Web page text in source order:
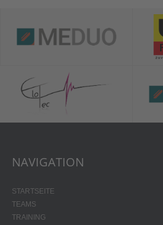
NAVIGATION
STARTSEITE
TEAMS
TRAINING